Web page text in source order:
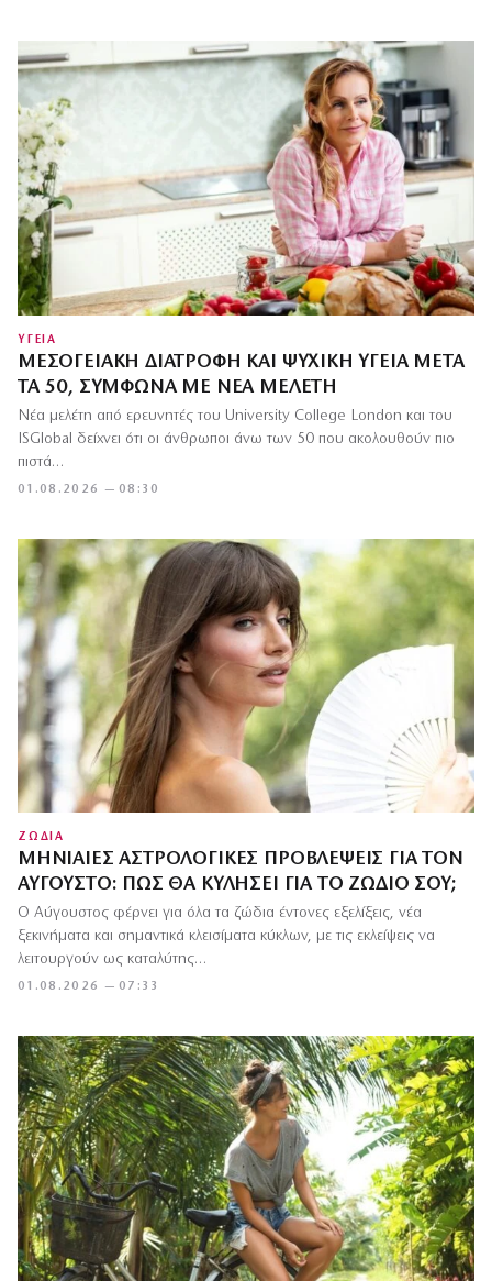
ΥΓΕΙΑ
ΜΕΣΟΓΕΙΑΚΉ ΔΙΑΤΡΟΦΉ ΚΑΙ ΨΥΧΙΚΉ ΥΓΕΊΑ ΜΕΤΆ
ΤΑ 50, ΣΎΜΦΩΝΑ ΜΕ ΝΈΑ ΜΕΛΈΤΗ
01.08.2026 — 08:30
Νέα μελέτη από ερευνητές του University College London και του
ISGlobal δείχνει ότι οι άνθρωποι άνω των 50 που ακολουθούν πιο
πιστά…
ΖΩΔΙΑ
ΜΗΝΙΑΊΕΣ ΑΣΤΡΟΛΟΓΙΚΈΣ ΠΡΟΒΛΈΨΕΙΣ ΓΙΑ ΤΟΝ
ΑΎΓΟΥΣΤΟ: ΠΏΣ ΘΑ ΚΥΛΉΣΕΙ ΓΙΑ ΤΟ ΖΏΔΙΌ ΣΟΥ;
01.08.2026 — 07:33
Ο Αύγουστος φέρνει για όλα τα ζώδια έντονες εξελίξεις, νέα
ξεκινήματα και σημαντικά κλεισίματα κύκλων, με τις εκλείψεις να
λειτουργούν ως καταλύτης…